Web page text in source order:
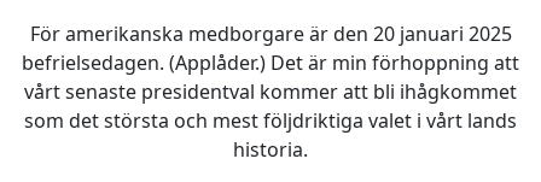
För amerikanska medborgare är den 20 januari 2025
befrielsedagen. (Applåder.) Det är min förhoppning att
vårt senaste presidentval kommer att bli ihågkommet
som det största och mest följdriktiga valet i vårt lands
historia.